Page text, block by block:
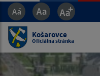
Košarovce
Oficiálna stránka